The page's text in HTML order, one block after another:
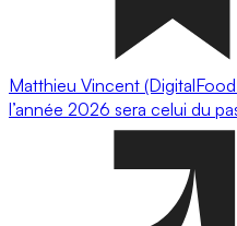
Matthieu Vincent
l’année 2026 sera celui du